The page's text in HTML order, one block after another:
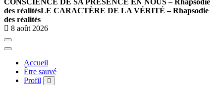
CONSCIENCE DE SA PRÉSENCE EN NOUS – Rhapsodie
des réalitésLE CARACTÈRE DE LA VÉRITÉ – Rhapsodie
des réalités
8 août 2026
Accueil
Être sauvé
Profil